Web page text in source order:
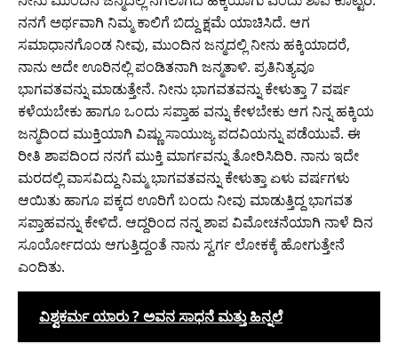
ನನಗೆ ಅರ್ಥವಾಗಿ ನಿಮ್ಮ ಕಾಲಿಗೆ ಬಿದ್ದು ಕ್ಷಮೆ ಯಾಚಿಸಿದೆ. ಆಗ
ಸಮಾಧಾನಗೊಂಡ ನೀವು, ಮುಂದಿನ ಜನ್ಮದಲ್ಲಿ ನೀನು ಹಕ್ಕಿಯಾದರೆ,
ನಾನು ಅದೇ ಊರಿನಲ್ಲಿ ಪಂಡಿತನಾಗಿ ಜನ್ಮತಾಳಿ. ಪ್ರತಿನಿತ್ಯವೂ
ಭಾಗವತವನ್ನು ಮಾಡುತ್ತೇನೆ. ನೀನು ಭಾಗವತವನ್ನು ಕೇಳುತ್ತಾ 7 ವರ್ಷ
ಕಳೆಯಬೇಕು ಹಾಗೂ ಒಂದು ಸಪ್ತಾಹ ವನ್ನು ಕೇಳಬೇಕು ಆಗ ನಿನ್ನ ಹಕ್ಕಿಯ
ಜನ್ಮದಿಂದ ಮುಕ್ತಿಯಾಗಿ ವಿಷ್ಣು ಸಾಯುಜ್ಯ ಪದವಿಯನ್ನು ಪಡೆಯುವೆ. ಈ
ರೀತಿ ಶಾಪದಿಂದ ನನಗೆ ಮುಕ್ತಿ ಮಾರ್ಗವನ್ನು ತೋರಿಸಿದಿರಿ. ನಾನು ಇದೇ
ಮರದಲ್ಲಿ ವಾಸವಿದ್ದು ನಿಮ್ಮ ಭಾಗವತವನ್ನು ಕೇಳುತ್ತಾ ಏಳು ವರ್ಷಗಳು
ಆಯಿತು ಹಾಗೂ ಪಕ್ಕದ ಊರಿಗೆ ಬಂದು ನೀವು ಮಾಡುತ್ತಿದ್ದ ಭಾಗವತ
ಸಪ್ತಾಹವನ್ನು ಕೇಳಿದೆ. ಆದ್ದರಿಂದ ನನ್ನ ಶಾಪ ವಿಮೋಚನೆಯಾಗಿ ನಾಳೆ ದಿನ
ಸೂರ್ಯೋದಯ ಆಗುತ್ತಿದ್ದಂತೆ ನಾನು ಸ್ವರ್ಗ ಲೋಕಕ್ಕೆ ಹೋಗುತ್ತೇನೆ
ಎಂದಿತು.
ವಿಶ್ವಕರ್ಮ ಯಾರು ? ಅವನ ಸಾಧನೆ ಮತ್ತು ಹಿನ್ನಲೆ